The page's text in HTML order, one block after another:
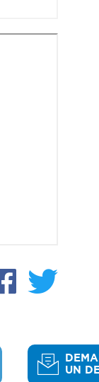
UN